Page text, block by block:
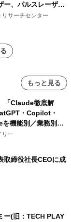
ー、パルスレーザ
トを発表
サーチセンター
もっと見る
「Claude徹底解
・Copilot・
機能別／業務別に
成AIの選び方がわ
リー
取締役社長CEOに成
ー(旧：TECH PLAY